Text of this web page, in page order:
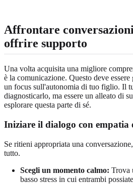
Affrontare
offrire supporto
Una volta acquisita una migliore
è la comunicazione. Questo deve
un focus sull'autonomia di tuo figlio. Il
diagnosticarlo, ma essere un alleato di
esplorare questa parte di sé.
Iniziare il dialogo con empatia
Se ritieni appropriata una
tutto.
Scegli un momento calmo: Trova
basso stress in cui entrambi